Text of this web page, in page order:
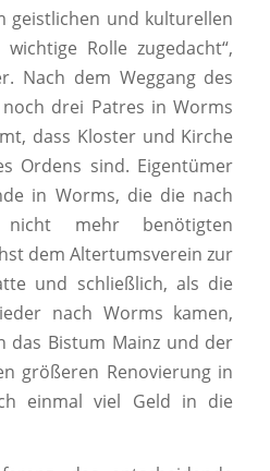
geistlichen und kulturellen
Rolle zugedacht“,
Nach dem Weggang des
drei Patres in Worms
dass Kloster und Kirche
Ordens sind. Eigentümer
in Worms, die die nach
nicht mehr benötigten
dem Altertumsverein zur
und schließlich, als die
nach Worms kamen,
das Bistum Mainz und der
größeren Renovierung in
einmal viel Geld in die